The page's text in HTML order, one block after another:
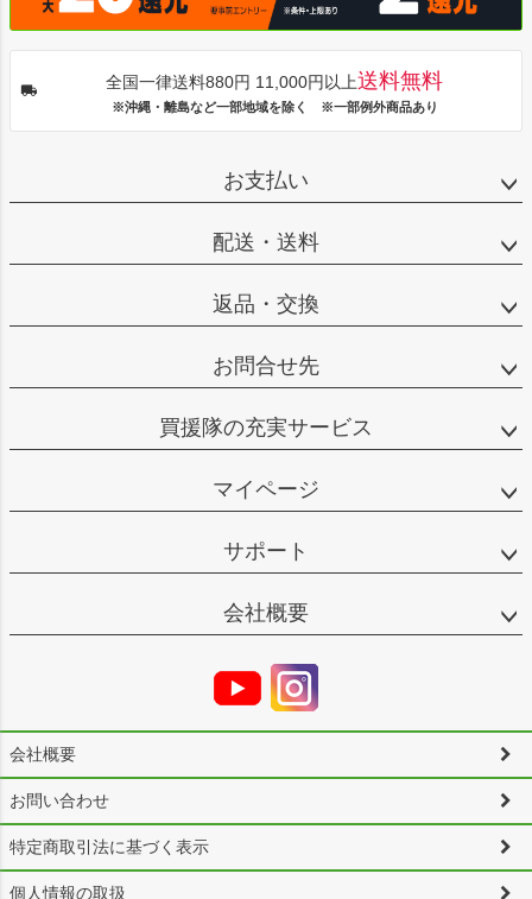
全国一律送料880円 11,000円以上送料無料
※沖縄・離島など一部地域を除く ※一部例外商品あり
お支払い
配送・送料
返品・交換
お問合せ先
買援隊の充実サービス
マイページ
サポート
会社概要
会社概要
お問い合わせ
特定商取引法に基づく表示
個人情報の取扱